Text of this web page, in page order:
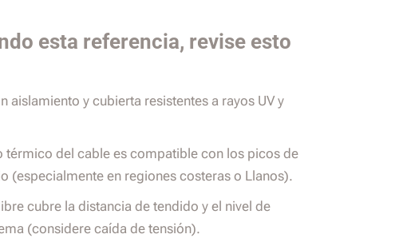
esta referencia, revise esto
aislamiento y cubierta resistentes a rayos UV y
térmico del cable es compatible con los picos de
(especialmente en regiones costeras o Llanos).
cubre la distancia de tendido y el nivel de
(considere caída de tensión).